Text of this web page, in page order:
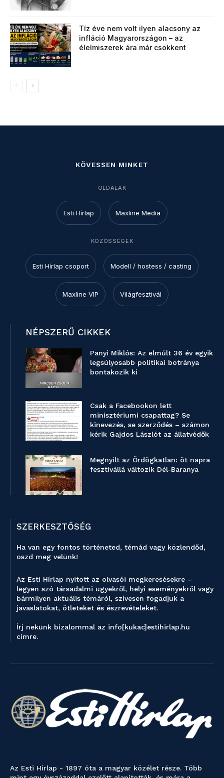
Tíz éve nem volt ilyen alacsony az
infláció Magyarországon – az
élelmiszerek ára már csökkent
KÖVESSEN MINKET
OLDALAK
Esti Hírlap Maxline Media
KÖZÖSSÉGEK
Esti Hírlap csoport Modell / hostess / casting
Maxline VIP Világfesztivál
NÉPSZERŰ CIKKEK
Panyi Miklós: Az elmúlt 36 év egyik
legsúlyosabb politikai botránya
bontakozik ki
Csak a Facebookon lett
minisztériumi csapattag? Se
kinevezés, se szerződés – számon
kérik Gajdos Lászlót az állatvédők
Megnyílt az Ördögkatlan: öt napra
fesztivállá változik Dél-Baranya
SZERKESZTŐSÉG
Ha van egy fontos történeted, témád vagy közlendőd,
oszd meg velünk!
Az Esti Hírlap nyitott az olvasói megkeresésekre –
legyen szó társadalmi ügyekről, helyi eseményekről vagy
bármilyen aktuális témáról, szívesen fogadjuk a
javaslatokat, ötleteket és észrevételeket.
Írj nekünk bizalommal az info[kukac]estihirlap.hu
címre.
Az Esti Hírlap - 1897 óta a magyar közélet része. Több